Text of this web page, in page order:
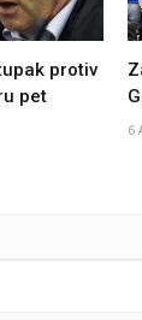
protiv
pet
6